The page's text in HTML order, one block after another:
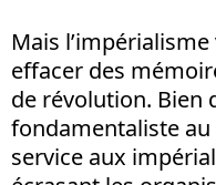
Mais
effacer des
de révolution. Bien
fondamentaliste
service aux